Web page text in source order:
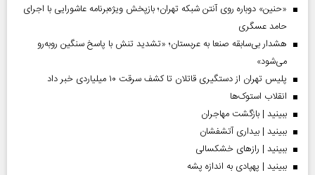
«حنین» دوباره روی آنتن شبکه تهران؛ بازپخش ویژه‌برنامه عاشورایی با اجرای
حامد عسگری
هشدار بی‌سابقه صنعا به عربستان؛ «تشدید تنش با پاسخ سنگین روبه‌رو
می‌شود»
پلیس تهران از دستگیری قاتلان تا کشف سرقت ۱۰ میلیاردی خبر داد
انقلاب استوک‌ها
ببینید | بازگشت مهاجران
ببینید | بیداری آتشفشان
ببینید | رازهای خشکسالی
ببینید | پهپادی به اندازه پشه